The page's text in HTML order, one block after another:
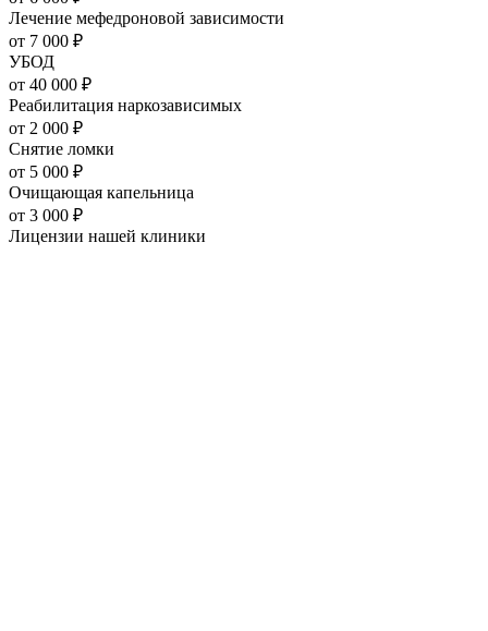
Лечение мефедроновой зависимости
от 7 000 ₽
УБОД
от 40 000 ₽
Реабилитация наркозависимых
от 2 000 ₽
Снятие ломки
от 5 000 ₽
Очищающая капельница
от 3 000 ₽
Лицензии нашей клиники